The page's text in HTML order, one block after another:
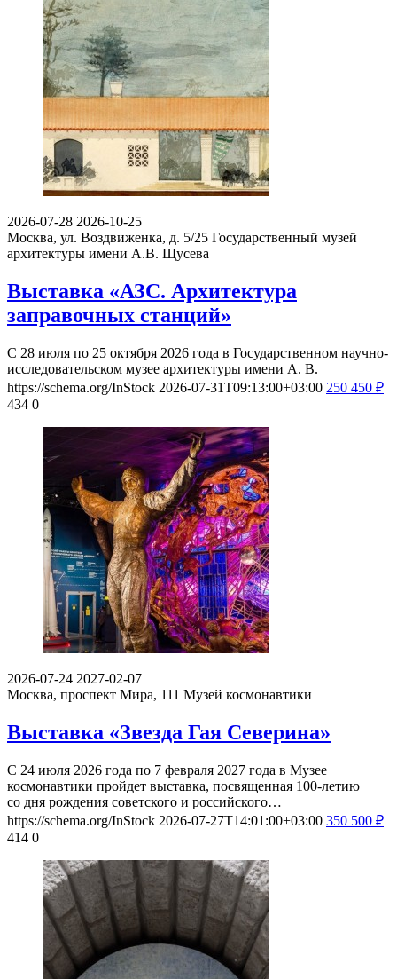
2026-07-28 2026-10-25
Москва, ул. Воздвиженка, д. 5/25 Государственный музей
архитектуры имени А.В. Щусева
Выставка «АЗС. Архитектура
заправочных станций»
С 28 июля по 25 октября 2026 года в Государственном научно-
исследовательском музее архитектуры имени А. В.
https://schema.org/InStock 2026-07-31T09:13:00+03:00 250 450 ₽
434 0
2026-07-24 2027-02-07
Москва, проспект Мира, 111 Музей космонавтики
Выставка «Звезда Гая Северина»
С 24 июля 2026 года по 7 февраля 2027 года в Музее
космонавтики пройдет выставка, посвященная 100-летию
со дня рождения советского и российского…
https://schema.org/InStock 2026-07-27T14:01:00+03:00 350 500 ₽
414 0